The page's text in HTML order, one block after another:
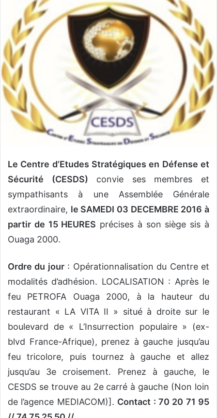
y
e
r
c
r
r
i
Le Centre d’Etudes Stratégiques en Défense et
Sécurité (CESDS) convie ses membres et
sympathisants à une Assemblée Générale
extraordinaire, le SAMEDI 03 DECEMBRE 2016 à
partir de 15 HEURES précises à son siège sis à
Ouaga 2000.
Ordre du jour: Opérationnalisation du Centre et
modalités d’adhésion. LOCALISATION : Après le
feu PETROFA Ouaga 2000, à la hauteur du
restaurant « LA VITA II » situé à droite sur le
boulevard de « L’Insurrection populaire » (ex-
blvd France-Afrique), prenez à gauche jusqu’au
feu tricolore, puis tournez à gauche et allez
jusqu’au 3e croisement. Prenez à gauche, le
CESDS se trouve au 2e carré à gauche (Non loin
de l’agence MEDIACOM)]. Contact : 70 20 71 95